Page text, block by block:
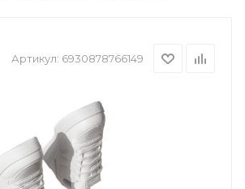
Артикул: 6930878766149